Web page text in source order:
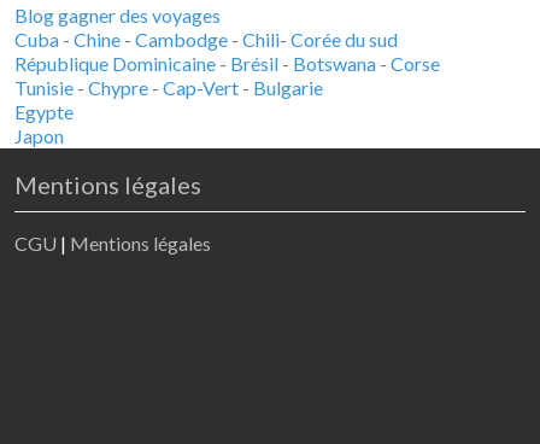
Blog gagner des voyages
Cuba - Chine - Cambodge - Chili- Corée du sud
République Dominicaine - Brésil - Botswana - Corse
Tunisie - Chypre - Cap-Vert - Bulgarie
Egypte
Japon
Mentions légales
CGU | Mentions légales